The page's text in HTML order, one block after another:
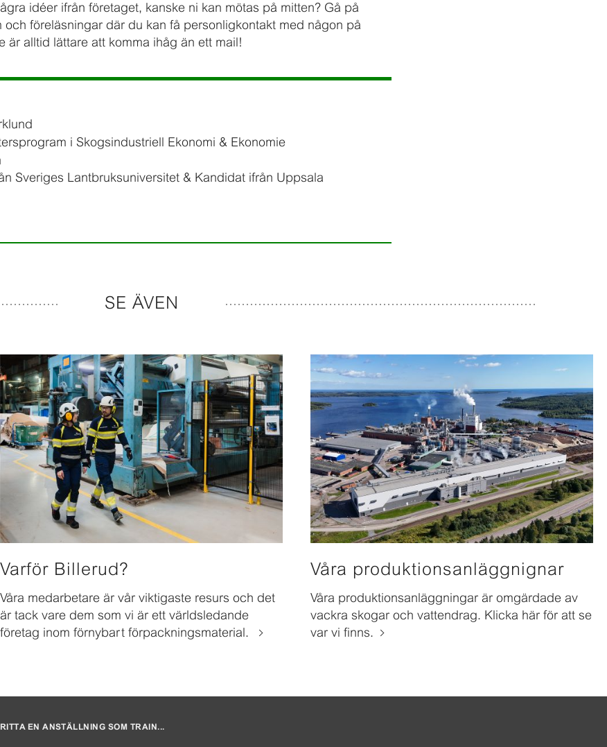
idéer ifrån företaget, kanske ni kan mötas på mitten? Gå på
och föreläsningar där du kan få personligkontakt med någon på
är alltid lättare att komma ihåg än ett mail!
i Skogsindustriell Ekonomi & Ekonomie
Sveriges Lantbruksuniversitet & Kandidat ifrån Uppsala
SE ÄVEN
Varför Billerud?
Våra medarbetare är vår viktigaste resurs och det
är tack vare dem som vi är ett världsledande
företag inom förnybart förpackningsmaterial.
Våra produktionsanläggnignar
Våra produktionsanläggningar är omgärdade av
vackra skogar och vattendrag. Klicka här för att se
var vi finns.
EN ANSTÄLLNING SOM TRAIN...